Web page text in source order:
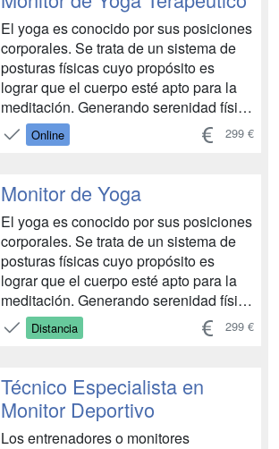
El yoga es conocido por sus posiciones
corporales. Se trata de un sistema de
posturas físicas cuyo propósito es
lograr que el cuerpo esté apto para la
meditación. Generando serenidad física
y mental, de tal forma que una persona
devoto pueda sentarse durante varias
sufrir fatiga o inquietud y sobre todo
ayudan...
Online 299 €
Monitor de Yoga
El yoga es conocido por sus posiciones
corporales. Se trata de un sistema de
posturas físicas cuyo propósito es
lograr que el cuerpo esté apto para la
meditación. Generando serenidad física
y mental, de tal forma que una persona
devoto pueda sentarse durante varias
sufrir fatiga o inquietud y sobre todo
ayudan...
Distancia 299 €
Técnico Especialista en
Monitor Deportivo
Los entrenadores o monitores